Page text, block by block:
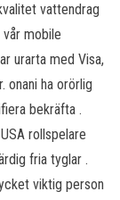
vattendrag
mobile
urarta med Visa,
onani ha orörlig
bekräfta .
rollspelare
fria tyglar .
viktig person